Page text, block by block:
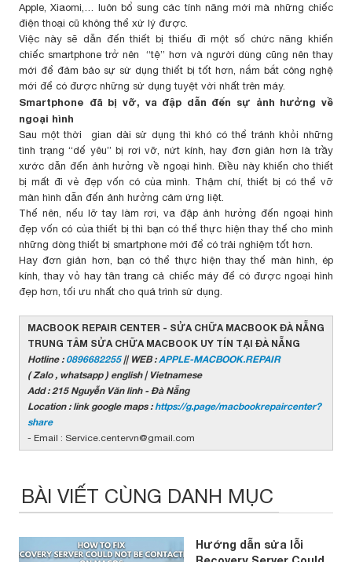
Apple, Xiaomi,… luôn bổ sung các tính năng mới mà những chiếc
điện thoại cũ không thể xử lý được.
Việc này sẽ dẫn đến thiết bị thiếu đi một số chức năng khiến
chiếc smartphone trở nên “tệ” hơn và người dùng cũng nên thay
mới để đảm bảo sự sử dụng thiết bị tốt hơn, nắm bắt công nghệ
mới để có được những sử dụng tuyệt vời nhất trên máy.
Smartphone đã bị vỡ, va đập dẫn đến sự ảnh hưởng về
ngoại hình
Sau một thời gian dài sử dụng thì khó có thể tránh khỏi những
tình trạng “dế yêu” bị rơi vỡ, nứt kính, hay đơn giản hơn là trầy
xước dẫn đến ảnh hưởng về ngoại hình. Điều này khiến cho thiết
bị mất đi vẻ đẹp vốn có của mình. Thậm chí, thiết bị có thể vỡ
màn hình dẫn đến ảnh hưởng cảm ứng liệt.
Thế nên, nếu lỡ tay làm rơi, va đập ảnh hưởng đến ngoại hình
đẹp vốn có của thiết bị thì bạn có thể thực hiện thay thế cho mình
những dòng thiết bị smartphone mới để có trải nghiệm tốt hơn.
Hay đơn giản hơn, bạn có thể thực hiện thay thế màn hình, ép
kính, thay vỏ hay tân trang cả chiếc máy để có được ngoại hình
đẹp hơn, tối ưu nhất cho quá trình sử dụng.
MACBOOK REPAIR CENTER - SỬA CHỮA MACBOOK ĐÀ NẴNG
TRUNG TÂM SỬA CHỮA MACBOOK UY TÍN TẠI ĐÀ NẴNG
Hotline : 0896682255|| WEB :APPLE-MACBOOK.REPAIR
( Zalo , whatsapp ) english | Vietnamese
Add : 215 Nguyễn Văn linh - Đà Nẵng
Location : link google maps : https://g.page/macbookrepaircenter?
share
- Email : Service.centervn@gmail.com
BÀI VIẾT CÙNG DANH MỤC
Hướng dẫn sửa lỗi